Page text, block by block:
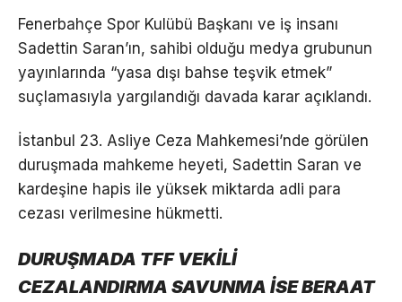
Fenerbahçe Spor Kulübü Başkanı ve iş insanı
Sadettin Saran’ın, sahibi olduğu medya grubunun
yayınlarında “yasa dışı bahse teşvik etmek”
suçlamasıyla yargılandığı davada karar açıklandı.
İstanbul 23. Asliye Ceza Mahkemesi’nde görülen
duruşmada mahkeme heyeti, Sadettin Saran ve
kardeşine hapis ile yüksek miktarda adli para
cezası verilmesine hükmetti.
DURUŞMADA TFF VEKİLİ
CEZALANDIRMA SAVUNMA İSE BERAAT